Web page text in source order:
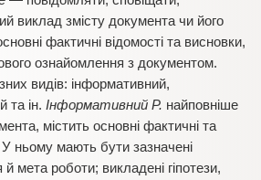
виклад змісту документа чи його
фактичні відомості та висновки,
ознайомлення з документом.
видів: інформативний,
та ін. Інформативний Р. найповніше
містить основні фактичні та
У ньому мають бути зазначені
мета роботи; викладені гіпотези,